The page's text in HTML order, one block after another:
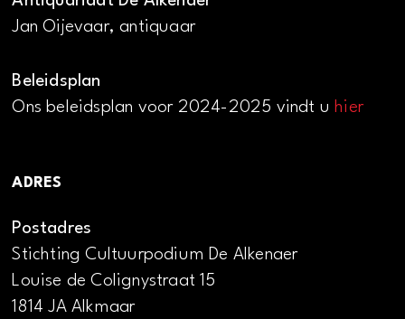
Jan Oijevaar, antiquaar
Beleidsplan
Ons beleidsplan voor 2024-2025 vindt uhier
ADRES
Postadres
Stichting Cultuurpodium De Alkenaer
Louise de Colignystraat 15
1814 JA Alkmaar